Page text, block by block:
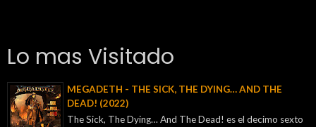
Lo mas Visitado
MEGADETH - THE SICK, THE DYING… AND THE
DEAD! (2022)
The Sick, The Dying… And The Dead! es el decimo sexto